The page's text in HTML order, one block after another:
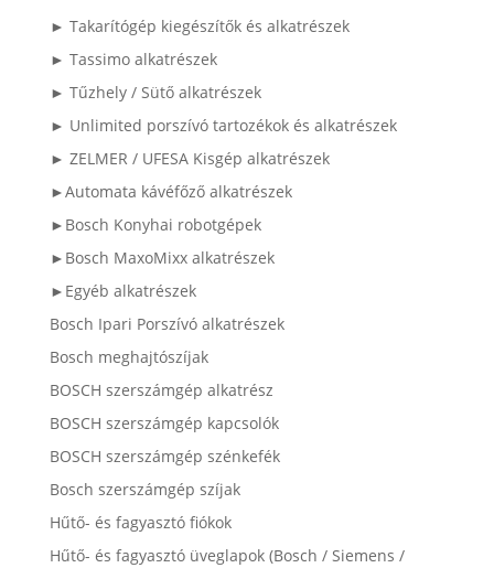
► Takarítógép kiegészítők és alkatrészek
► Tassimo alkatrészek
► Tűzhely / Sütő alkatrészek
► Unlimited porszívó tartozékok és alkatrészek
► ZELMER / UFESA Kisgép alkatrészek
►Automata kávéfőző alkatrészek
►Bosch Konyhai robotgépek
►Bosch MaxoMixx alkatrészek
►Egyéb alkatrészek
Bosch Ipari Porszívó alkatrészek
Bosch meghajtószíjak
BOSCH szerszámgép alkatrész
BOSCH szerszámgép kapcsolók
BOSCH szerszámgép szénkefék
Bosch szerszámgép szíjak
Hűtő- és fagyasztó fiókok
Hűtő- és fagyasztó üveglapok (Bosch / Siemens /